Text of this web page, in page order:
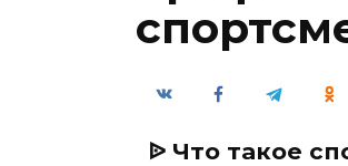
ᐉ Что такое